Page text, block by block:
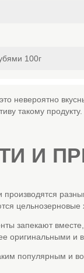
100г
невероятно
такому
И
запекают
оригинальными и
популярным и